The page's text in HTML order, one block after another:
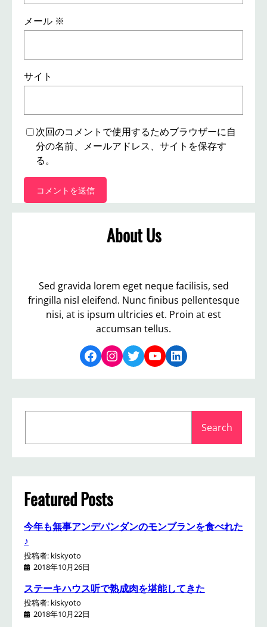
メール ※
サイト
次回のコメントで使用するためブラウザーに自
分の名前、メールアドレス、サイトを保存す
る。
About Us
Sed gravida lorem eget neque facilisis, sed
fringilla nisl eleifend. Nunc finibus pellentesque
nisi, at is ipsum ultricies et. Proin at est
accumsan tellus.
Facebook Instagram Twitter YouTube LinkedIn
a
r
c
h
Search
Featured Posts
今年も無事アンデパンダンのモンブランを食べれた
♪
投稿者: kiskyoto
2018年10月26日
ステーキハウス听で熟成肉を堪能してきた
投稿者: kiskyoto
2018年10月22日